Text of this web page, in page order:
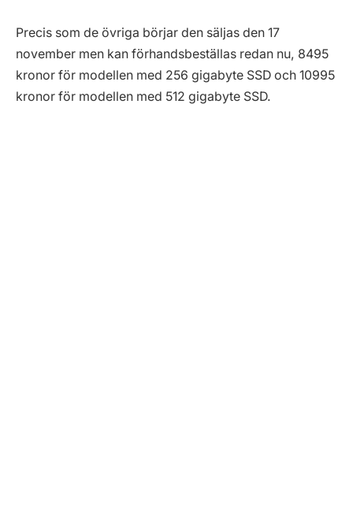
Precis som de övriga börjar den säljas den 17
november men kan förhandsbeställas redan nu, 8495
kronor för modellen med 256 gigabyte SSD och 10995
kronor för modellen med 512 gigabyte SSD.